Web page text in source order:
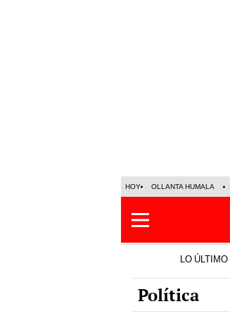
HOY OLLANTA HUMALA
LO ÚLTIMO
Política